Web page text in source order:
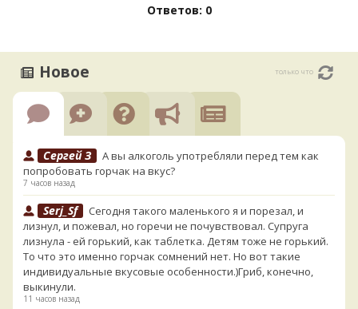
Ответов: 0
Новое только что
Сергей З
А вы алкоголь употребляли перед тем как
попробовать горчак на вкус?
7 часов назад
Serj_Sf
Сегодня такого маленького я и порезал, и
лизнул, и пожевал, но горечи не почувствовал. Супруга
лизнула - ей горький, как таблетка. Детям тоже не горький.
То что это именно горчак сомнений нет. Но вот такие
индивидуальные вкусовые особенности.)Гриб, конечно,
выкинули.
11 часов назад